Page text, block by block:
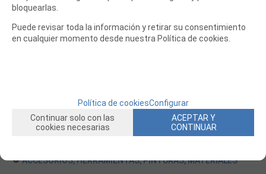
BARCOS RC
HELICOPTEROS RC
EQUIPOS RC
FILAMENTO IMPRESORA 3D
MOTORES Y ACCESORIOS
ACCESORIOS, HERRAMIENTAS, PINTURAS, MATERIALES
bloquearlas.
Puede revisar toda la información y retirar su consentimiento
en cualquier momento desde nuestra Política de cookies.
Política de cookiesConfigurar
Continuar solo con las
cookies necesarias
ACEPTAR Y
CONTINUAR